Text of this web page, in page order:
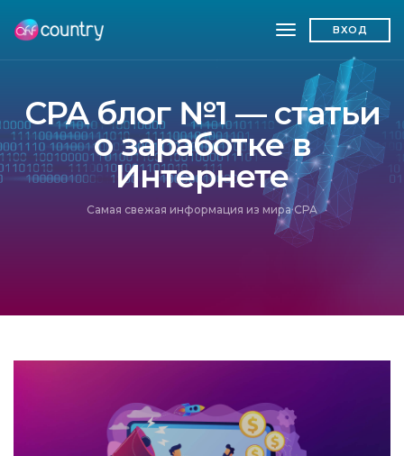
toggleВХОД
CPA блог №1 — статьи
о заработке в
Интернете
Самая свежая информация из мира CPA